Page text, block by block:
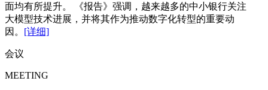
面均有所提升。 《报告》强调，越来越多的中小银行关注
大模型技术进展，并将其作为推动数字化转型的重要动
因。 [详细]
会议
MEETING